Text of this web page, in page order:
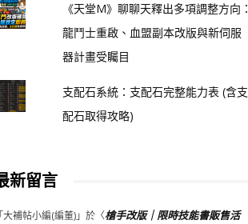
《天堂M》聊聊天釋出多項調整方向：
龍鬥士重啟、血盟副本改版與新伺服
器計畫受矚目
支配石系統：支配石完整能力表 (含支
配石取得攻略)
新留言
「大補帖小編(編董)」於〈槍手改版｜限時技能書販售活